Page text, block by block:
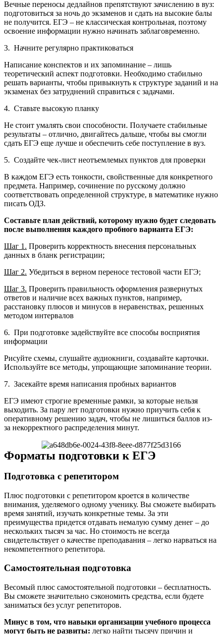
Вечные переносы дедлайнов препятствуют зачислению в вуз:
подготовиться за ночь до экзаменов и сдать на высокие балы
не получится. ЕГЭ – не классическая контрольная, поэтому
освоение информации нужно начинать заблаговременно.
3. Начните регулярно практиковаться
Написание конспектов и их запоминание – лишь
теоретический аспект подготовки. Необходимо стабильно
решать варианты, чтобы привыкнуть к структуре заданий и на
экзаменах без затруднений справиться с задачами.
4. Ставьте высокую планку
Не стоит умалять свои способности. Получаете стабильные
результаты – отлично, двигайтесь дальше, чтобы вы смогли
сдать ЕГЭ еще лучше и обеспечить себе поступление в вуз.
5. Создайте чек-лист неотъемлемых пунктов для проверки
В каждом ЕГЭ есть тонкости, свойственные для конкретного
предмета. Например, сочинение по русскому должно
соответствовать определенной структуре, в математике нужно
писать ОДЗ.
Составьте план действий, которому нужно будет следовать
после выполнения каждого пробного варианта ЕГЭ:
Шаг 1. Проверить корректность внесения персональных
данных в бланк регистрации;
Шаг 2. Убедиться в верном переносе тестовой части ЕГЭ;
Шаг 3. Проверить правильность оформления развернутых
ответов и наличие всех важных пунктов, например,
расстановку плюсов и минусов в неравенствах, решенных
методом интервалов
6. При подготовке задействуйте все способы восприятия
информации
Рисуйте схемы, слушайте аудиокниги, создавайте карточки.
Используйте все методы, упрощающие запоминание теории.
7. Засекайте время написания пробных вариантов
ЕГЭ имеют строгие временные рамки, за которые нельзя
выходить. За пару лет подготовки нужно приучить себя к
оперативному решению задач, чтобы не лишиться баллов из-
за некорректного распределения минут.
Форматы подготовки к ЕГЭ
Подготовка с репетитором
Плюс подготовки с репетитором кроется в количестве
внимания, уделяемого одному ученику. Вы сможете выбирать
время занятий, изучать конкретные темы. За эти
преимущества придется отдавать немалую сумму денег – до
нескольких тысяч за час. Но стоимость не всегда
свидетельствует о качестве преподавания – легко нарваться на
некомпетентного репетитора.
Самостоятельная подготовка
Весомый плюс самостоятельной подготовки – бесплатность.
Вы сможете значительно сэкономить средства, если будете
заниматься без услуг репетиторов.
Минус в том, что навыки организации учебного процесса
могут быть не развиты: легко найти тысячу причин и